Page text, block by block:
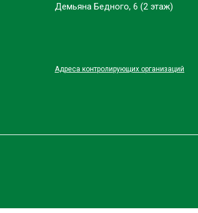
Демьяна Бедного, 6 (2 этаж)
Адреса контролирующих организаций